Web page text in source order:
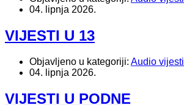
04. lipnja 2026.
VIJESTI U 13
Objavljeno u kategoriji: Audio vijesti
04. lipnja 2026.
VIJESTI U PODNE